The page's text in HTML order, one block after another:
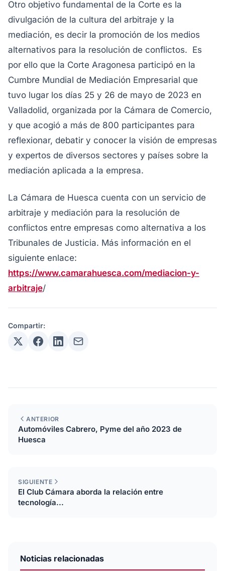
Otro objetivo fundamental de la Corte es la
divulgación de la cultura del arbitraje y la
mediación, es decir la promoción de los medios
alternativos para la resolución de conflictos. Es
por ello que la Corte Aragonesa participó en la
Cumbre Mundial de Mediación Empresarial que
tuvo lugar los días 25 y 26 de mayo de 2023 en
Valladolid, organizada por la Cámara de Comercio,
y que acogió a más de 800 participantes para
reflexionar, debatir y conocer la visión de empresas
y expertos de diversos sectores y países sobre la
mediación aplicada a la empresa.
La Cámara de Huesca cuenta con un servicio de
arbitraje y mediación para la resolución de
conflictos entre empresas como alternativa a los
Tribunales de Justicia. Más información en el
siguiente enlace:
https://www.camarahuesca.com/mediacion-y-
arbitraje/
Compartir:
ANTERIOR
Automóviles Cabrero, Pyme del año 2023 de
Huesca
SIGUIENTE
El Club Cámara aborda la relación entre
tecnología...
Noticias relacionadas